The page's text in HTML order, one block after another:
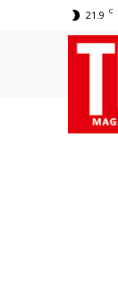
21.9 C